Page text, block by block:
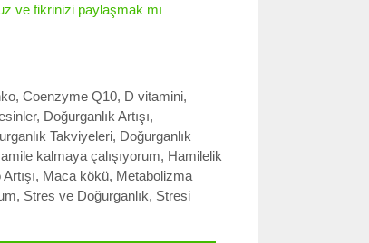
ve fikrinizi paylaşmak mı
, Coenzyme Q10, D vitamini,
, Doğurganlık Artışı,
Takviyeleri, Doğurganlık
kalmaya çalışıyorum, Hamilelik
, Maca kökü, Metabolizma
, Stres ve Doğurganlık, Stresi